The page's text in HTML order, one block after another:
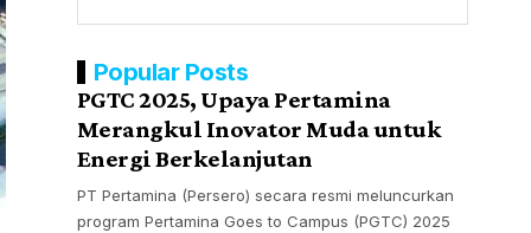
Popular Posts
PGTC 2025, Upaya Pertamina
Merangkul Inovator Muda untuk
Energi Berkelanjutan
PT Pertamina (Persero) secara resmi meluncurkan
program Pertamina Goes to Campus (PGTC) 2025